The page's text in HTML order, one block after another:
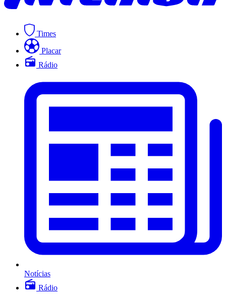
Times
Placar
Rádio
Notícias
Rádio